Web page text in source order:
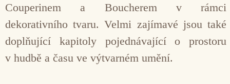
Couperinem a Boucherem v rámci
dekorativního tvaru. Velmi zajímavé jsou také
doplňující kapitoly pojednávající o prostoru
v hudbě a času ve výtvarném umění.